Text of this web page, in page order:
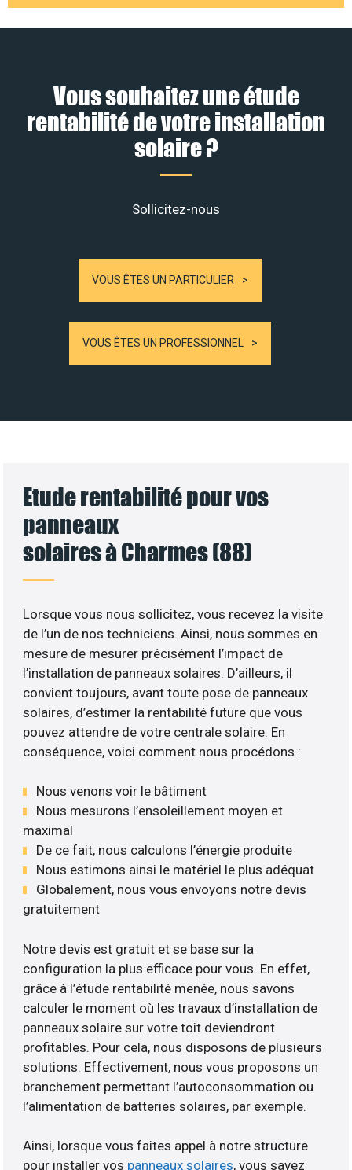
Vous souhaitez une étude
rentabilité de votre installation
solaire ?
Sollicitez-nous
VOUS ÊTES UN PARTICULIER
VOUS ÊTES UN PROFESSIONNEL
Etude rentabilité pour vos
panneaux
solaires à Charmes (88)
Lorsque vous nous sollicitez, vous recevez la visite
de l’un de nos techniciens. Ainsi, nous sommes en
mesure de mesurer précisément l’impact de
l’installation de panneaux solaires. D’ailleurs, il
convient toujours, avant toute pose de panneaux
solaires, d’estimer la rentabilité future que vous
pouvez attendre de votre centrale solaire. En
conséquence, voici comment nous procédons :
Nous venons voir le bâtiment
Nous mesurons l’ensoleillement moyen et
maximal
De ce fait, nous calculons l’énergie produite
Nous estimons ainsi le matériel le plus adéquat
Globalement, nous vous envoyons notre devis
gratuitement
Notre devis est gratuit et se base sur la
configuration la plus efficace pour vous. En effet,
grâce à l’étude rentabilité menée, nous savons
calculer le moment où les travaux d’installation de
panneaux solaire sur votre toit deviendront
profitables. Pour cela, nous disposons de plusieurs
solutions. Effectivement, nous vous proposons un
branchement permettant l’autoconsommation ou
l’alimentation de batteries solaires, par exemple.
Ainsi, lorsque vous faites appel à notre structure
pour installer vos panneaux solaires, vous savez